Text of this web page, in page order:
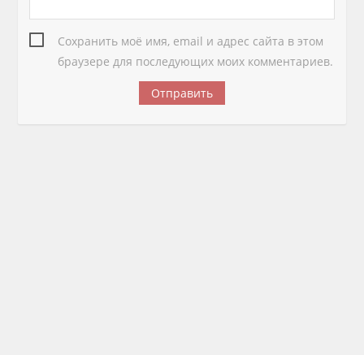
Сохранить моё имя, email и адрес сайта в этом
браузере для последующих моих комментариев.